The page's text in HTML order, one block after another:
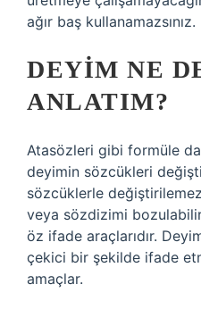
ağır baş kullanamazsınız.
DEYIM NE
ANLATIM?
Atasözleri gibi formüle
deyimin sözcükleri
sözcüklerle
veya sözdizimi
öz ifade araçlarıdır.
çekici bir şekilde ifade
amaçlar.